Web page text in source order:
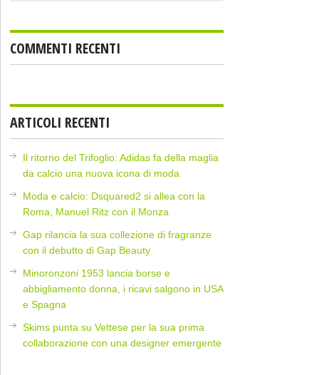
COMMENTI RECENTI
ARTICOLI RECENTI
Il ritorno del Trifoglio: Adidas fa della maglia
da calcio una nuova icona di moda
Moda e calcio: Dsquared2 si allea con la
Roma, Manuel Ritz con il Monza
Gap rilancia la sua collezione di fragranze
con il debutto di Gap Beauty
Minoronzoni 1953 lancia borse e
abbigliamento donna, i ricavi salgono in USA
e Spagna
Skims punta su Vettese per la sua prima
collaborazione con una designer emergente